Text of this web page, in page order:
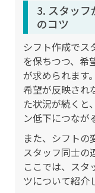
3. スタッ
のコツ
シフト作成でス
を保ちつつ、希
が求められます。
希望が反映され
た状況が続くと
ン低下につなが
また、シフトの
スタッフ同士の
ここでは、スタ
ツについて紹介